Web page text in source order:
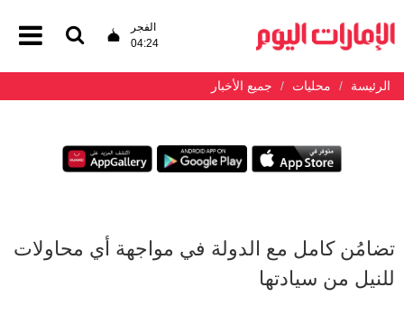
الفجر
04:24
الرئيسة محليات جميع الأخبار
تضامُن كامل مع الدولة في مواجهة أي محاولات
للنيل من سيادتها